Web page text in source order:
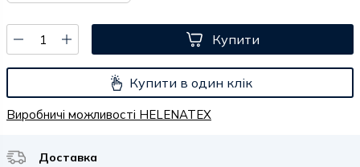
Купити
Купити в один клік
Виробничі можливості HELENATEX
Доставка